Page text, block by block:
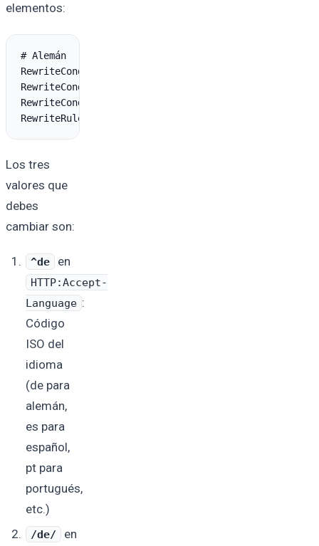
elementos:
# Alemán
RewriteCond %{REQUEST_URI} ^/$
RewriteCond %{HTTP_COOKIE} !pll_language= [NC]
RewriteCond %{HTTP:Accept-Language} ^de [NC]
Los tres
valores que
debes
cambiar son:
^de en
HTTP:Accept-
Language :
Código
ISO del
idioma
(de para
alemán,
es para
español,
pt para
portugués,
etc.)
/de/
en